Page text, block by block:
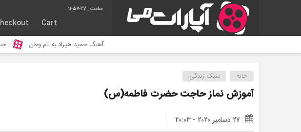
11:57:28
Cart
آهنگ حمید هیراد به نام وطن جنگ و نبرد حیوانات
خانه سبک زندگی
آموزش نماز حاجت حضرت فاطمه(س)
27 دسامبر 2020 - 20:03